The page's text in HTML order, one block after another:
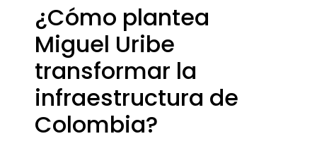
¿Cómo plantea
Miguel Uribe
transformar la
infraestructura de
Colombia?